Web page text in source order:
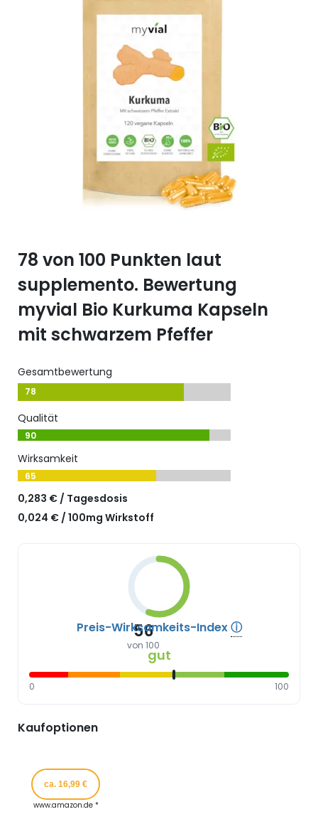
Silicium (Si)
Zink (Zn)
Vitamin C
Vitamin D
Vitamin E
Vitamin K
Vitamin Q (Q10)
78 von 100 Punkten laut
supplemento. Bewertung
myvial Bio Kurkuma Kapseln
mit schwarzem Pfeffer
Gesamtbewertung
78
Qualität
90
Wirksamkeit
65
0,283 € / Tagesdosis
0,024 € / 100mg Wirkstoff
56
von 100
Preis-Wirksamkeits-Indexⓘ
gut
0 100
Kaufoptionen
ca. 16,99 €
www.amazon.de *